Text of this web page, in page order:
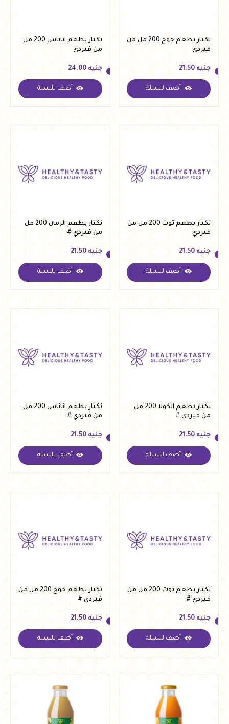
نكتار بطعم خوخ 200 مل من
فيردي
جنيه
جنيه 21.50
أضف للسلة
نكتار بطعم اناناس 200 مل
من فيردي
جنيه
جنيه 24.00
أضف للسلة
نكتار بطعم توت 200 مل من
فيردي
جنيه
جنيه 21.50
أضف للسلة
نكتار بطعم الرمان 200 مل
من فيردي #
جنيه
جنيه 21.50
أضف للسلة
نكتار بطعم الكولا 200 مل
من فيردى #
جنيه
جنيه 21.50
أضف للسلة
نكتار بطعم اناناس 200 مل
من فيردي #
جنيه
جنيه 21.50
أضف للسلة
نكتار بطعم توت 200 مل من
فيردي #
جنيه
جنيه 21.50
أضف للسلة
نكتار بطعم خوخ 200 مل من
فيردي #
جنيه
جنيه 21.50
أضف للسلة